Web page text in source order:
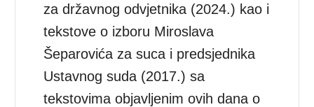
za državnog odvjetnika (2024.) kao i
tekstove o izboru Miroslava
Šeparovića za suca i predsjednika
Ustavnog suda (2017.) sa
tekstovima objavljenim ovih dana o